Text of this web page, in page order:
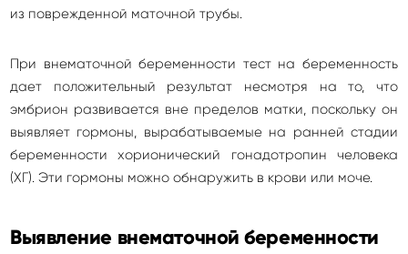
из поврежденной маточной трубы.
При внематочной беременности тест на беременность
дает положительный результат несмотря на то, что
эмбрион развивается вне пределов матки, поскольку он
выявляет гормоны, вырабатываемые на ранней стадии
беременности хорионический гонадотропин человека
(ХГ). Эти гормоны можно обнаружить в крови или моче.
Выявление внематочной беременности